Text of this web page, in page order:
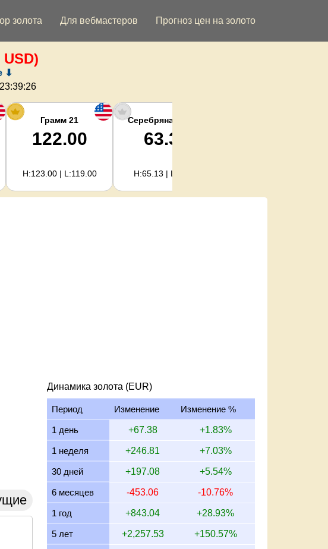
золота Для вебмастеров Прогноз цен на золото
USD)
⬇
Грамм 21
122.00
H:123.00 | L:119.00
Серебряная унция
63.34
H:65.13 | L:61.15
Динамика золота (EUR)
Период Изменение Изменение %
1 день +67.38 +1.83%
1 неделя +246.81 +7.03%
30 дней +197.08 +5.54%
6 месяцев -453.06 -10.76%
1 год +843.04 +28.93%
5 лет +2,257.53 +150.57%